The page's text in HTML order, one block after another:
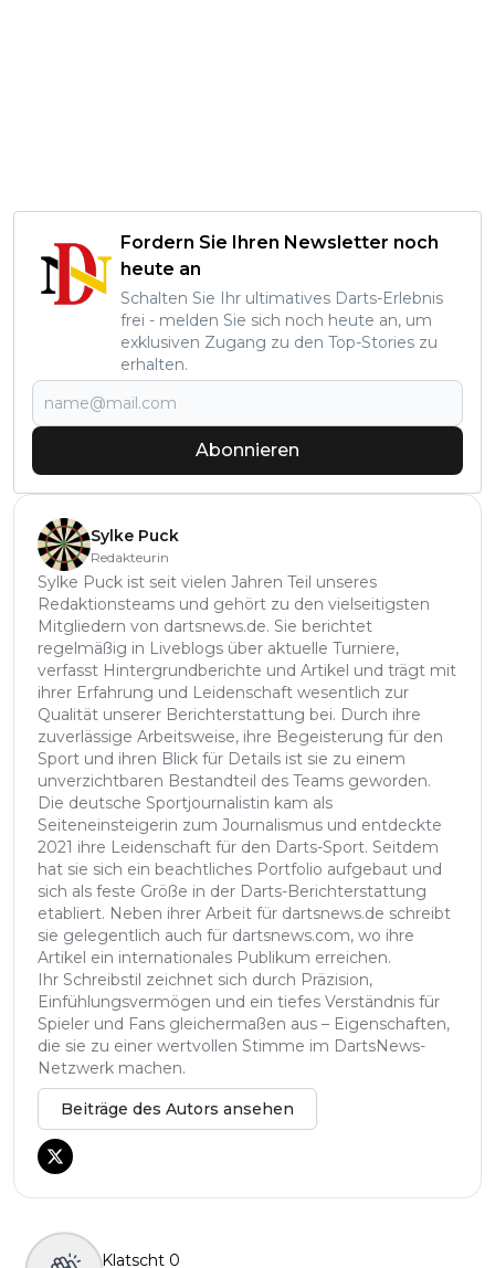
Fordern Sie Ihren Newsletter noch
heute an
Schalten Sie Ihr ultimatives Darts-Erlebnis
frei - melden Sie sich noch heute an, um
exklusiven Zugang zu den Top-Stories zu
erhalten.
Abonnieren
Sylke Puck
Redakteurin
Sylke Puck ist seit vielen Jahren Teil unseres
Redaktionsteams und gehört zu den vielseitigsten
Mitgliedern von dartsnews.de. Sie berichtet
regelmäßig in Liveblogs über aktuelle Turniere,
verfasst Hintergrundberichte und Artikel und trägt mit
ihrer Erfahrung und Leidenschaft wesentlich zur
Qualität unserer Berichterstattung bei. Durch ihre
zuverlässige Arbeitsweise, ihre Begeisterung für den
Sport und ihren Blick für Details ist sie zu einem
unverzichtbaren Bestandteil des Teams geworden.
Die deutsche Sportjournalistin kam als
Seiteneinsteigerin zum Journalismus und entdeckte
2021 ihre Leidenschaft für den Darts-Sport. Seitdem
hat sie sich ein beachtliches Portfolio aufgebaut und
sich als feste Größe in der Darts-Berichterstattung
etabliert. Neben ihrer Arbeit für dartsnews.de schreibt
sie gelegentlich auch für dartsnews.com, wo ihre
Artikel ein internationales Publikum erreichen.
Ihr Schreibstil zeichnet sich durch Präzision,
Einfühlungsvermögen und ein tiefes Verständnis für
Spieler und Fans gleichermaßen aus – Eigenschaften,
die sie zu einer wertvollen Stimme im DartsNews-
Netzwerk machen.
Beiträge des Autors ansehen
Klatscht 0